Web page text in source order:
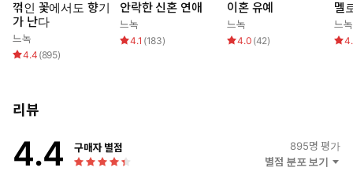
꺾인 꽃에서도 향기
가 난다
느녹
4.4 (895)
안락한 신혼 연애
느녹
4.1 (183)
이혼 유예
느녹
4.0 (42)
멜
느녹
리뷰
4.4 구매자 별점 895명 평가
별점 분포 보기